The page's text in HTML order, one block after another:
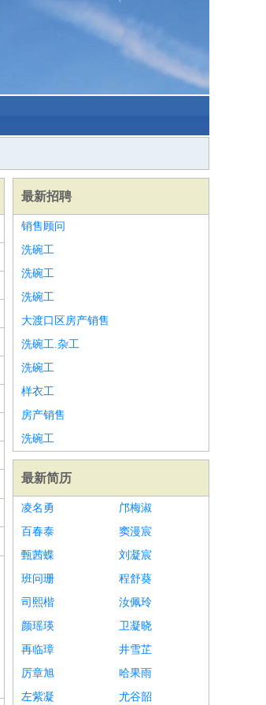
最新招聘
销售顾问
洗碗工
洗碗工
洗碗工
大渡口区房产销售
洗碗工.杂工
洗碗工
样衣工
房产销售
洗碗工
最新简历
凌名勇
邝梅淑
百春泰
窦漫宸
甄茜蝶
刘凝宸
班问珊
程舒葵
司熙楷
汝佩玲
颜瑶瑛
卫凝晓
再临璋
井雪芷
厉章旭
哈果雨
左紫凝
尤谷韶